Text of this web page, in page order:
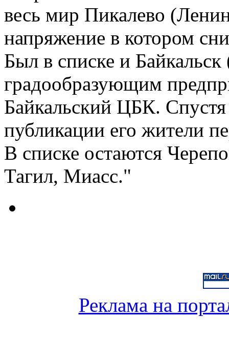
весь мир Пикалево
напряжение в котором
Был в списке и Байкальск
градообразующим
Байкальский ЦБК. Спустя
публикации его жители
В списке остаются
Тагил, Миасс."
Реклама на